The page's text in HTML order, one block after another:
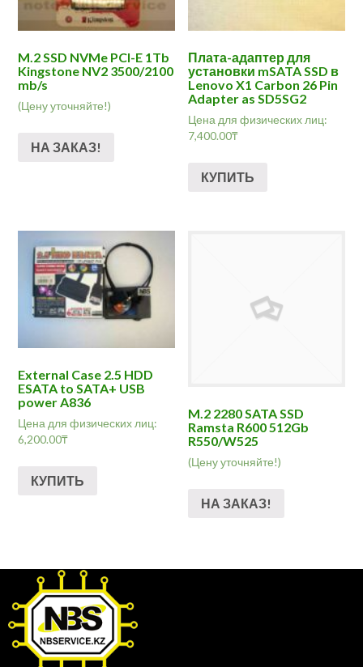
M.2 SSD NVMe PCI-E 1Tb
Kingstone NV2 3500/2100
mb/s
(Цену уточняйте!)
НА ЗАКАЗ!
Плата-адаптер для
установки mSATA SSD в
Lenovo X1 Carbon 26 Pin
Adapter as SD5SG2
Цена для физических лиц:
7,400.00₸
КУПИТЬ
External Case 2.5 HDD
ESATA to SATA+ USB
power A836
Цена для физических лиц:
6,200.00₸
КУПИТЬ
M.2 2280 SATA SSD
Ramsta R600 512Gb
R550/W525
(Цену уточняйте!)
НА ЗАКАЗ!